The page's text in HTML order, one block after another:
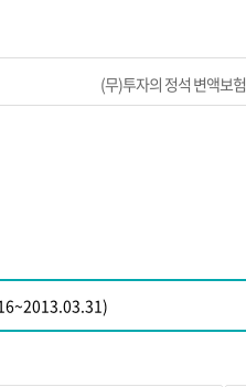
(무)투자의 정석 변액보험